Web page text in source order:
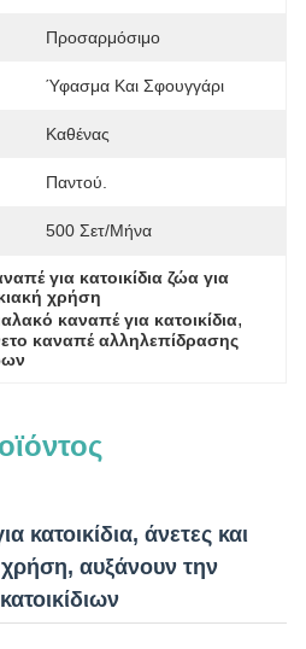
Προσαρμόσιμο
Ύφασμα Και Σφουγγάρι
Καθένας
Παντού.
500 Σετ/μήνα
για κατοικίδια ζώα για
χρήση
καναπέ για κατοικίδια,
καναπέ αλληλεπίδρασης
κατοικίδια, άνετες και
χρήση, αυξάνουν την